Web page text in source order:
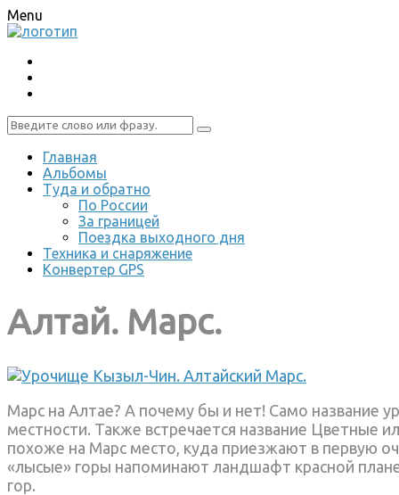
Menu
Главная
Альбомы
Туда и обратно
По России
За границей
Поездка выходного дня
Техника и снаряжение
Конвертер GPS
Алтай. Марс.
Марс на Алтае? А почему бы и нет! Само название
местности. Также встречается название
похоже на Марс место, куда приезжают в первую
«лысые» горы напоминают ландшафт красной
гор.